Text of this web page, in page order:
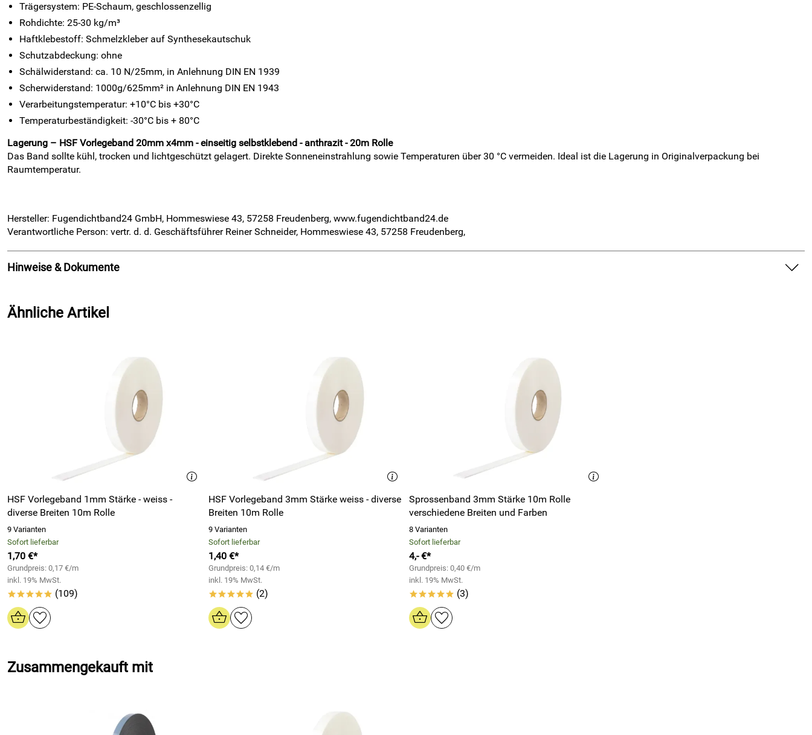
Trägersystem: PE-Schaum, geschlossenzellig
Rohdichte: 25-30 kg/m³
Haftklebestoff: Schmelzkleber auf Synthesekautschuk
Schutzabdeckung: ohne
Schälwiderstand: ca. 10 N/25mm, in Anlehnung DIN EN 1939
Scherwiderstand: 1000g/625mm² in Anlehnung DIN EN 1943
Verarbeitungstemperatur: +10°C bis +30°C
Temperaturbeständigkeit: -30°C bis + 80°C
Lagerung – HSF Vorlegeband 20mm x4mm - einseitig selbstklebend - anthrazit - 20m Rolle
Das Band sollte kühl, trocken und lichtgeschützt gelagert. Direkte Sonneneinstrahlung sowie Temperaturen über 30 °C vermeiden. Ideal ist die Lagerung in Originalverpackung bei
Raumtemperatur.
Hersteller: Fugendichtband24 GmbH, Hommeswiese 43, 57258 Freudenberg, www.fugendichtband24.de
Verantwortliche Person: vertr. d. d. Geschäftsführer Reiner Schneider, Hommeswiese 43, 57258 Freudenberg,
Hinweise & Dokumente
Ähnliche Artikel
HSF Vorlegeband 1mm Stärke - weiss -
diverse Breiten 10m Rolle
9 Varianten
Sofort lieferbar
1,70 €*
Grundpreis: 0,17 €/m
inkl. 19% MwSt.
***** (109)
HSF Vorlegeband 3mm Stärke weiss - diverse
Breiten 10m Rolle
9 Varianten
Sofort lieferbar
1,40 €*
Grundpreis: 0,14 €/m
inkl. 19% MwSt.
***** (2)
Sprossenband 3mm Stärke 10m Rolle
verschiedene Breiten und Farben
8 Varianten
Sofort lieferbar
4,- €*
Grundpreis: 0,40 €/m
inkl. 19% MwSt.
***** (3)
Zusammengekauft mit